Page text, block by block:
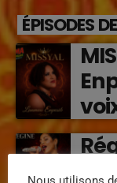
ÉPISODES
en